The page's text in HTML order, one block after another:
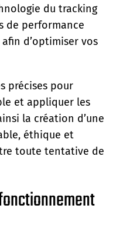
du tracking
de performance
afin d’optimiser vos
précises pour
et appliquer les
la création d’une
éthique et
toute tentative de